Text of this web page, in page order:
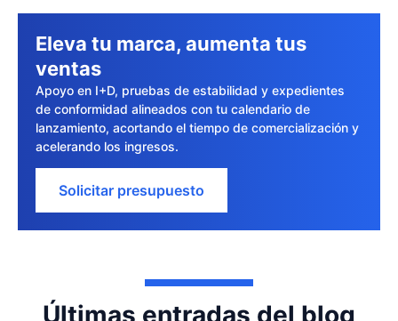
Eleva tu marca, aumenta tus
ventas
Apoyo en I+D, pruebas de estabilidad y expedientes
de conformidad alineados con tu calendario de
lanzamiento, acortando el tiempo de comercialización y
acelerando los ingresos.
Solicitar presupuesto
Últimas entradas del blog